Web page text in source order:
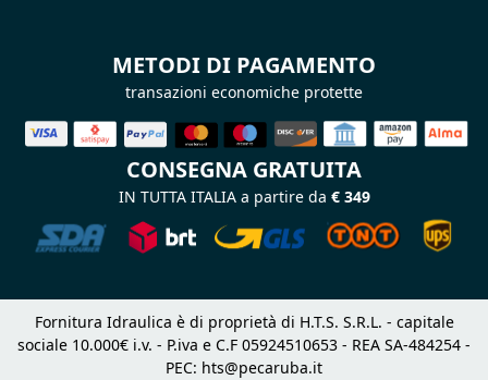
METODI DI PAGAMENTO
transazioni economiche protette
CONSEGNA GRATUITA
IN TUTTA ITALIA a partire da € 349
Fornitura Idraulica è di proprietà di H.T.S. S.R.L. - capitale
sociale 10.000€ i.v. - P.iva e C.F 05924510653 - REA SA-484254 -
PEC: hts@pecaruba.it